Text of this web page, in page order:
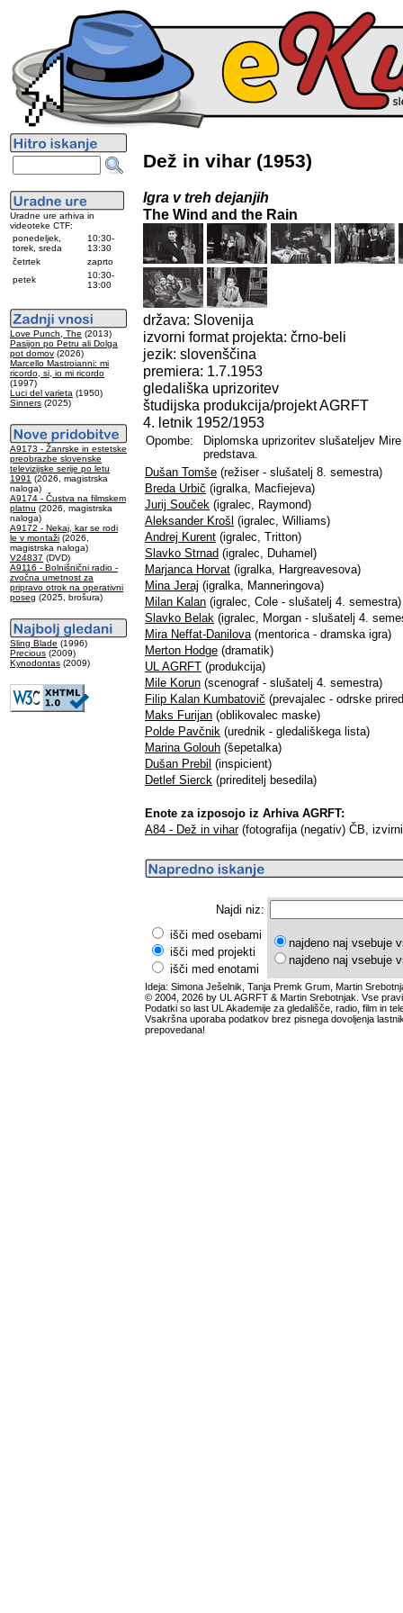
Uradne ure arhiva in
videoteke CTF:
ponedeljek,
torek, sreda
10:30-
13:30
četrtek
zaprto
petek
10:30-
13:00
Love Punch, The (2013)
Pasijon po Petru ali Dolga
pot domov (2026)
Marcello Mastroianni: mi
ricordo, si, io mi ricordo
(1997)
Luci del varieta (1950)
Sinners (2025)
A9173 - Žanrske in estetske
preobrazbe slovenske
televizijske serije po letu
1991 (2026, magistrska
naloga)
A9174 - Čustva na filmskem
platnu (2026, magistrska
naloga)
A9172 - Nekaj, kar se rodi
le v montaži (2026,
magistrska naloga)
V24837 (DVD)
A9116 - Bolnišnični radio -
zvočna umetnost za
pripravo otrok na operativni
poseg (2025, brošura)
Sling Blade (1996)
Precious (2009)
Kynodontas (2009)
Dež in vihar (1953)
Igra v treh dejanjih
The Wind and the Rain
država: Slovenija
izvorni format projekta: črno-beli
jezik: slovenščina
premiera: 1.7.1953
gledališka uprizoritev
študijska produkcija/projekt AGRFT
4. letnik 1952/1953
Opombe:
Diplomska uprizoritev slušateljev
predstava.
Dušan Tomše (režiser - slušatelj 8. semestra)
Breda Urbič (igralka, Macfiejeva)
Jurij Souček (igralec, Raymond)
Aleksander Krošl (igralec, Williams)
Andrej Kurent (igralec, Tritton)
Slavko Strnad (igralec, Duhamel)
Marjanca Horvat (igralka, Hargreavesova)
Mina Jeraj (igralka, Manneringova)
Milan Kalan (igralec, Cole - slušatelj 4. semestra)
Slavko Belak (igralec, Morgan - slušatelj 4.
Mira Neffat-Danilova(mentorica - dramska igra)
Merton Hodge (dramatik)
UL AGRFT (produkcija)
Mile Korun (scenograf - slušatelj 4. semestra)
Filip Kalan Kumbatovič (prevajalec - odrske
Maks Furijan (oblikovalec maske)
Polde Pavčnik (urednik - gledališkega lista)
Marina Golouh (šepetalka)
Dušan Prebil (inspicient)
Detlef Sierck (prireditelj besedila)
Enote za izposojo iz Arhiva AGRFT:
A84 - Dež in vihar(fotografija (negativ) ČB,
Najdi niz:
išči med osebami
išči med projekti
išči med enotami
najdeno naj vsebuje
najdeno naj vsebuje
Ideja: Simona Ješelnik, Tanja Premk Grum, Martin
© 2004, 2026 by UL AGRFT & Martin Srebotnjak. Vse
Podatki so last UL Akademije za gledališče, radio, film in
Vsakršna uporaba podatkov brez pisnega dovoljenja
prepovedana!